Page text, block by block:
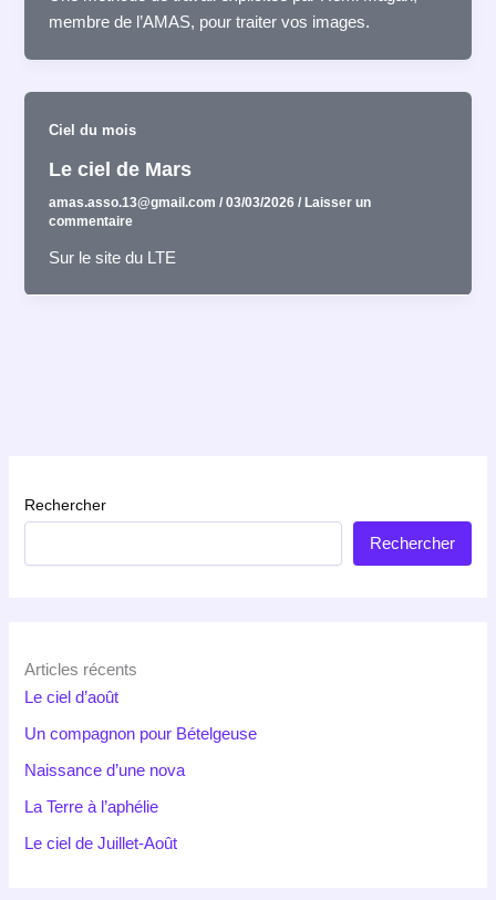
membre de l’AMAS, pour traiter vos images.
Ciel du mois
Le ciel de Mars
amas.asso.13@gmail.com/03/03/2026/Laisser un
commentaire
Sur le site du LTE
Rechercher
Rechercher
Articles récents
Le ciel d’août
Un compagnon pour Bételgeuse
Naissance d’une nova
La Terre à l’aphélie
Le ciel de Juillet-Août